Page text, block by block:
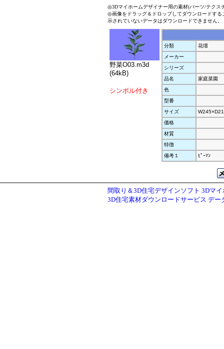
◎3Dマイホームデザイナー用の素材(パーツ/テクス
◎画像をドラッグ＆ドロップしてダウンロードす
示されていないデータはダウンロードできません。
野菜O03.m3d
(64kB)
シンボル付き
分類
花壇
メーカー
シリーズ
品名
家庭菜園
色
型番
サイズ
価格
材質
特徴
備考１
ﾋﾟｰﾏﾝ
間取り＆3D住宅デザインソフト 3Dマ
3D住宅素材ダウンロードサービス デー